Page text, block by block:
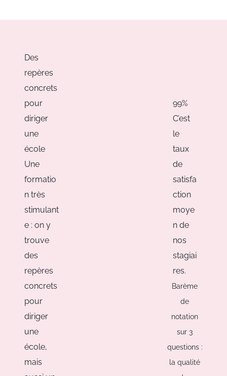
Des
repères
concrets
pour
diriger
une
école
Une
formatio
n très
stimulant
e : on y
trouve
des
repères
concrets
pour
diriger
une
école,
mais
99%
C’est
le
taux
de
satisfa
ction
moye
n de
nos
stagiai
res.
Barème
de
notation
sur 3
questions :
la qualité